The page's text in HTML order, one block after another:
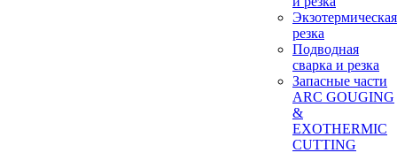
Экзотермическая
резка
Подводная
сварка и резка
Запасные части
ARC GOUGING
&
EXOTHERMIC
CUTTING